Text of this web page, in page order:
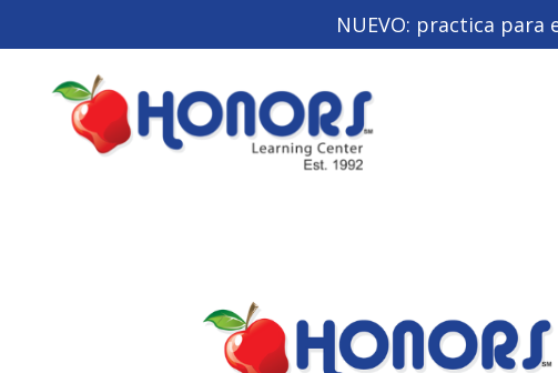
NUEVO: practica para